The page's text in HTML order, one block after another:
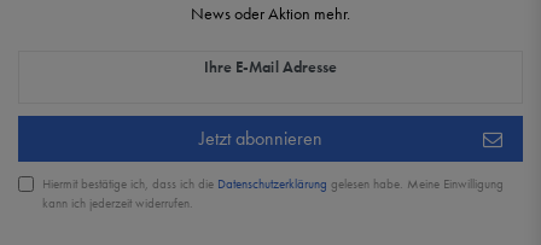
News oder Aktion mehr.
Ihre E-Mail Adresse
Newsletter Honig
Jetzt abonnieren
Hiermit bestätige ich, dass ich die Daten­schutz­erklärung gelesen habe. Meine Einwilligung
kann ich jederzeit widerrufen.